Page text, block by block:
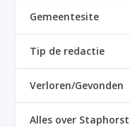
Gemeentesite
Tip de redactie
Verloren/Gevonden
Alles over Staphorst